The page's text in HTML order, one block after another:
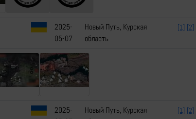
2025-
05-07
Новый Путь, Курская
область
[1] [2]
2025-
Новый Путь, Курская
[1] [2]